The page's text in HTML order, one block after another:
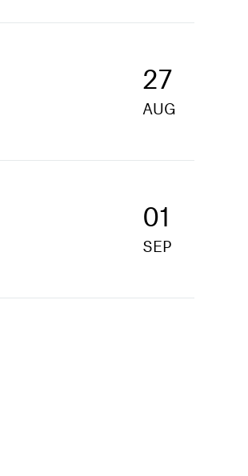
27
AUG
01
SEP